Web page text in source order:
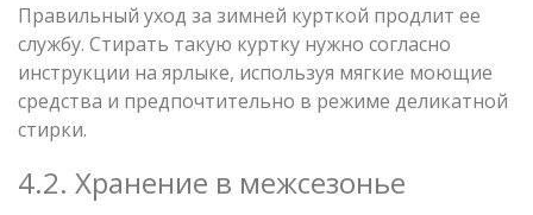
Правильный уход за зимней курткой продлит ее
службу. Стирать такую куртку нужно согласно
инструкции на ярлыке, используя мягкие моющие
средства и предпочтительно в режиме деликатной
стирки.
4.2. Хранение в межсезонье